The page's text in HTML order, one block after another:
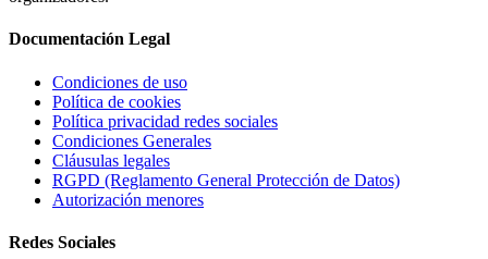
Documentación Legal
Condiciones de uso
Política de cookies
Política privacidad redes sociales
Condiciones Generales
Cláusulas legales
RGPD (Reglamento General Protección de Datos)
Autorización menores
Redes Sociales